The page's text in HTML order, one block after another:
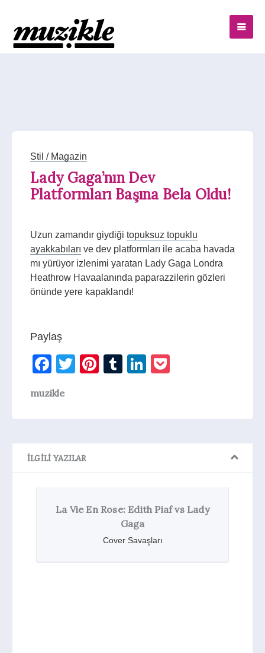
Stil / Magazin
Lady Gaga’nın Dev
Platformları Başına Bela Oldu!
Uzun zamandır giydiği topuksuz topuklu
ayakkabıları ve dev platformları ile acaba havada
mı yürüyor izlenimi yaratan Lady Gaga Londra
Heathrow Havaalanında paparazzilerin gözleri
önünde yere kapaklandı!
Paylaş
Facebook
TwitterPinterest
TumblrLinkedIn
muzikle
İLGILI YAZILAR
Piaf vs Lady
Lady Gaga American